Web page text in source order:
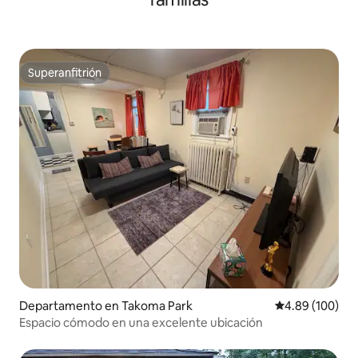
Superanfitrión
Superanfitrión
Departamento en Takoma Park Calificación
4.89 (100)
Espacio cómodo en una excelente ubicación